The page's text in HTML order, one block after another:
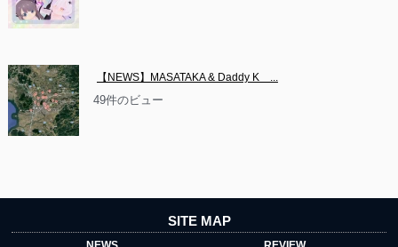
【NEWS】MASATAKA & Daddy K　...
49件のビュー
SITE MAP